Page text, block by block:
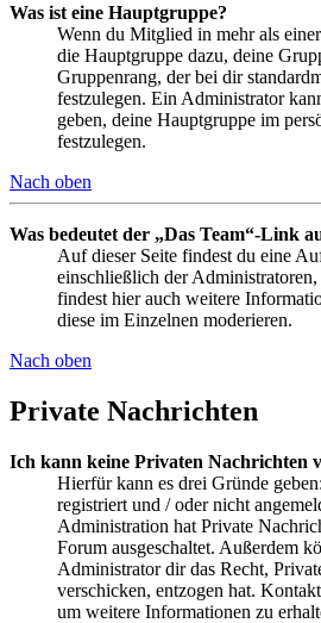
Was ist eine Hauptgruppe?
Wenn du Mitglied in mehr als
die Hauptgruppe dazu, deine
Gruppenrang, der bei dir
festzulegen. Ein Administrator
geben, deine Hauptgruppe im
festzulegen.
Nach oben
Was bedeutet der „Das Team“-Link
Auf dieser Seite findest du eine
einschließlich der
findest hier auch weitere
diese im Einzelnen moderieren.
Nach oben
Private Nachrichten
Ich kann keine Privaten Nachrichten
Hierfür kann es drei Gründe
registriert und / oder nicht
Administration hat Private
Forum ausgeschaltet. Außerdem
Administrator dir das Recht,
verschicken, entzogen hat.
um weitere Informationen zu